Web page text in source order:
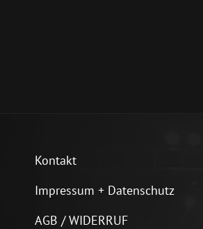
Kontakt
Impressum + Datenschutz
AGB / WIDERRUF